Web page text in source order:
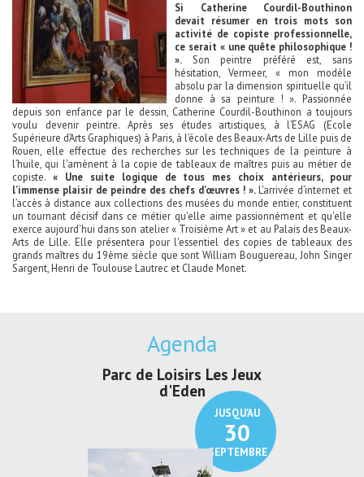
Si Catherine Courdil-Bouthinon
devait résumer en trois mots son
activité de copiste professionnelle,
ce serait « une quête philosophique !
». Son peintre préféré est, sans
hésitation, Vermeer, « mon modèle
absolu par la dimension spirituelle qu’il
donne à sa peinture ! ». Passionnée
depuis son enfance par le dessin, Catherine Courdil-Bouthinon a toujours
voulu devenir peintre. Après ses études artistiques, à l’ESAG (Ecole
Supérieure d’Arts Graphiques) à Paris, à l’école des Beaux-Arts de Lille puis de
Rouen, elle effectue des recherches sur les techniques de la peinture à
l’huile, qui l'amènent à la copie de tableaux de maîtres puis au métier de
copiste. « Une suite logique de tous mes choix antérieurs, pour
l’immense plaisir de peindre des chefs d’œuvres ! ». L'arrivée d’internet et
l’accès à distance aux collections des musées du monde entier, constituent
un tournant décisif dans ce métier qu'elle aime passionnément et qu'elle
exerce aujourd'hui dans son atelier « Troisième Art » et au Palais des Beaux-
Arts de Lille. Elle présentera pour l'essentiel des copies de tableaux des
grands maîtres du 19ème siècle que sont William Bouguereau, John Singer
Sargent, Henri de Toulouse Lautrec et Claude Monet.
Agenda
JUSQU'AU
30
SEPTEMBRE
Parc de Loisirs Les Jeux
d'Eden